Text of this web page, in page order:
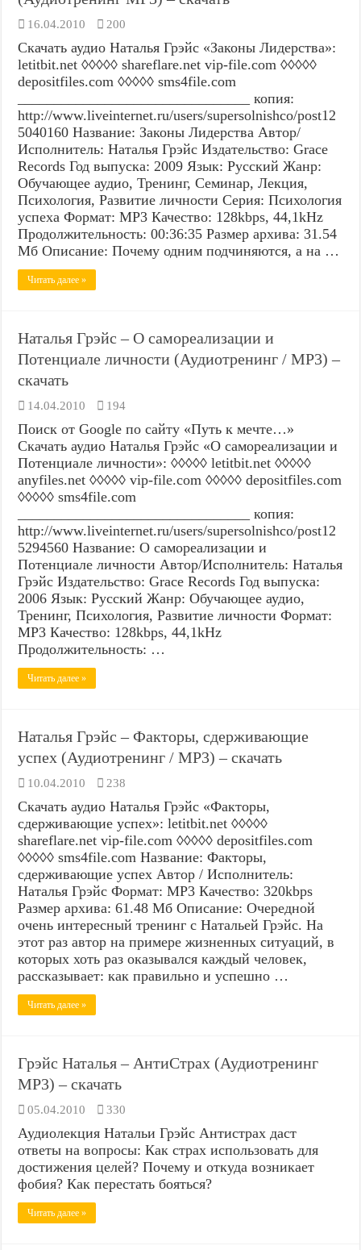
16.04.2010 200
Скачать аудио Наталья Грэйс «Законы Лидерства»:
letitbit.net ◊◊◊◊◊ shareflare.net vip-file.com ◊◊◊◊◊
depositfiles.com ◊◊◊◊◊ sms4file.com
________________________________ копия:
http://www.liveinternet.ru/users/supersolnishco/post12
5040160 Название: Законы Лидерства Автор/
Исполнитель: Наталья Грэйс Издательство: Grace
Records Год выпуска: 2009 Язык: Русский Жанр:
Обучающее аудио, Тренинг, Семинар, Лекция,
Психология, Развитие личности Серия: Психология
успеха Формат: MP3 Качество: 128kbps, 44,1kHz
Продолжительность: 00:36:35 Размер архива: 31.54
Мб Описание: Почему одним подчиняются, а на …
Читать далее »
Наталья Грэйс – О самореализации и
Потенциале личности (Аудиотренинг / MP3) –
скачать
14.04.2010 194
Поиск от Google по сайту «Путь к мечте…»
Скачать аудио Наталья Грэйс «О самореализации и
Потенциале личности»: ◊◊◊◊◊ letitbit.net ◊◊◊◊◊
anyfiles.net ◊◊◊◊◊ vip-file.com ◊◊◊◊◊ depositfiles.com
◊◊◊◊◊ sms4file.com
________________________________ копия:
http://www.liveinternet.ru/users/supersolnishco/post12
5294560 Название: О самореализации и
Потенциале личности Автор/Исполнитель: Наталья
Грэйс Издательство: Grace Records Год выпуска:
2006 Язык: Русский Жанр: Обучающее аудио,
Тренинг, Психология, Развитие личности Формат:
MP3 Качество: 128kbps, 44,1kHz
Продолжительность: …
Читать далее »
Наталья Грэйс – Факторы, сдерживающие
успех (Аудиотренинг / MP3) – скачать
10.04.2010 238
Скачать аудио Наталья Грэйс «Факторы,
сдерживающие успех»: letitbit.net ◊◊◊◊◊
shareflare.net vip-file.com ◊◊◊◊◊ depositfiles.com
◊◊◊◊◊ sms4file.com Название: Факторы,
сдерживающие успех Автор / Исполнитель:
Наталья Грэйс Формат: MP3 Качество: 320kbps
Размер архива: 61.48 Мб Описание: Очередной
очень интересный тренинг с Натальей Грэйс. На
этот раз автор на примере жизненных ситуаций, в
которых хоть раз оказывался каждый человек,
рассказывает: как правильно и успешно …
Читать далее »
Грэйс Наталья – АнтиСтрах (Аудиотренинг
MP3) – скачать
05.04.2010 330
Аудиолекция Натальи Грэйс Антистрах даст
ответы на вопросы: Как страх использовать для
достижения целей? Почему и откуда возникает
фобия? Как перестать бояться?
Читать далее »